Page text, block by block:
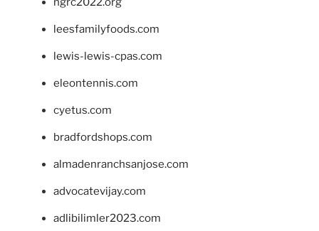
leesfamilyfoods.com
lewis-lewis-cpas.com
eleontennis.com
cyetus.com
bradfordshops.com
almadenranchsanjose.com
advocatevijay.com
adlibilimler2023.com